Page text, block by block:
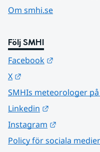
Om smhi.se
Följ SMHI
Facebook
X
SMHIs meteorologer på
Linkedin
Instagram
Policy för sociala medier